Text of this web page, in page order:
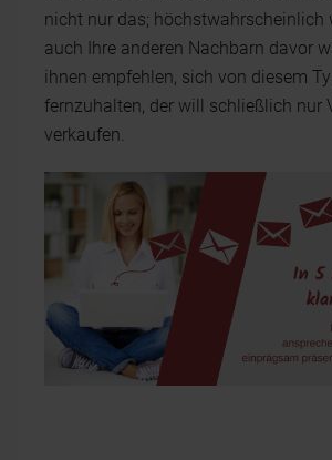
nicht nur das; höchstwahrscheinlich
auch Ihre anderen Nachbarn davor
ihnen empfehlen, sich von diesem
fernzuhalten, der will schließlich nur
verkaufen.